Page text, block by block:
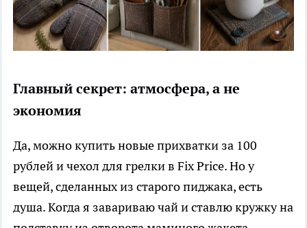
Главный секрет: атмосфера, а не
экономия
Да, можно купить новые прихватки за 100
рублей и чехол для грелки в Fix Price. Но у
вещей, сделанных из старого пиджака, есть
душа. Когда я завариваю чай и ставлю кружку на